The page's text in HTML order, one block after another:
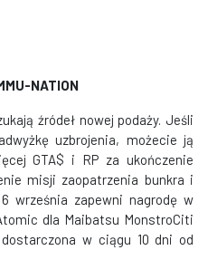
NATION
źródeł nowej podaży. Jeśli
uzbrojenia, możecie ją
GTA$ i RP za ukończenie
misji zaopatrzenia bunkra i
września zapewni nagrodę w
dla Maibatsu MonstroCiti
w ciągu 10 dni od